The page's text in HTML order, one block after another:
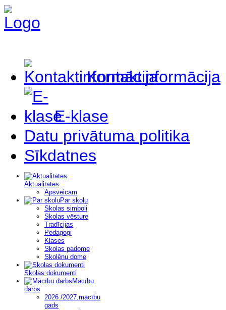
Kontaktinformācija
E-klase
Datu privātuma politika
Sīkdatnes
Aktualitātes
Apsveicam
Par skolu
Skolas simboli
Skolas vēsture
Tradīcijas
Pedagogi
Klases
Skolas padome
Skolēnu dome
Skolas dokumenti
Mācību
darbs
2026./2027.mācību
gads